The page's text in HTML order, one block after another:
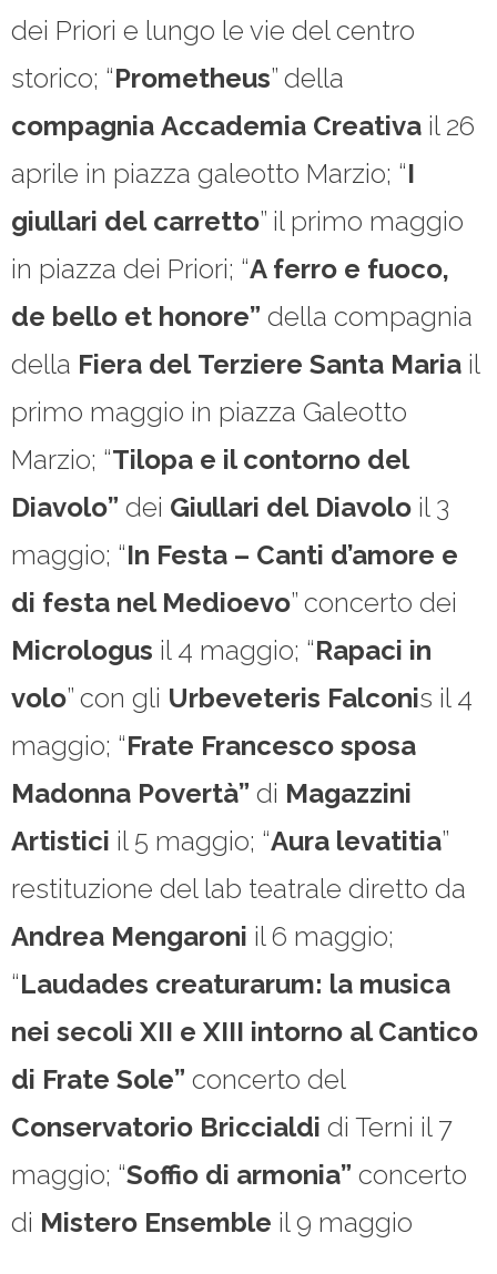
dei Priori e lungo le vie del centro
storico; “Prometheus” della
compagnia Accademia Creativa il 26
aprile in piazza galeotto Marzio; “I
giullari del carretto” il primo maggio
in piazza dei Priori; “A ferro e fuoco,
de bello et honore” della compagnia
della Fiera del Terziere Santa Maria il
primo maggio in piazza Galeotto
Marzio; “Tilopa e il contorno del
Diavolo” dei Giullari del Diavolo il 3
maggio; “In Festa – Canti d’amore e
di festa nel Medioevo” concerto dei
Micrologus il 4 maggio; “Rapaci in
volo” con gli Urbeveteris Falconis il 4
maggio; “Frate Francesco sposa
Madonna Povertà” di Magazzini
Artistici il 5 maggio; “Aura levatitia”
restituzione del lab teatrale diretto da
Andrea Mengaroni il 6 maggio;
“Laudades creaturarum: la musica
nei secoli XII e XIII intorno al Cantico
di Frate Sole” concerto del
Conservatorio Briccialdi di Terni il 7
maggio; “Soffio di armonia” concerto
di Mistero Ensemble il 9 maggio